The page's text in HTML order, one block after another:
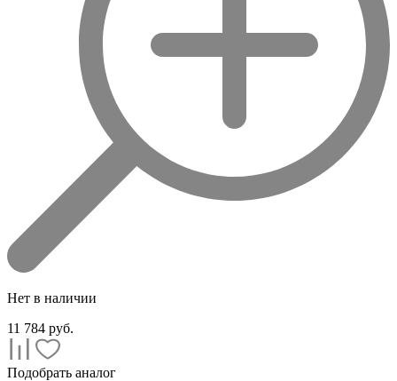
Нет в наличии
11 784 руб.
Подобрать аналог